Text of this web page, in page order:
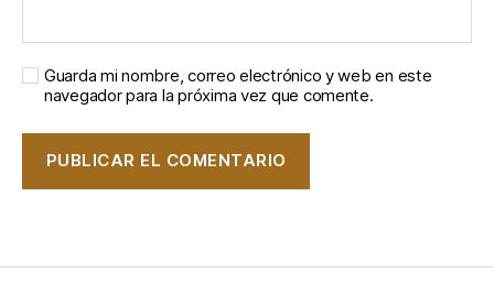
Guarda mi nombre, correo electrónico y web en este
navegador para la próxima vez que comente.